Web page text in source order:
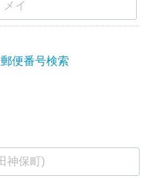
郵便番号検索